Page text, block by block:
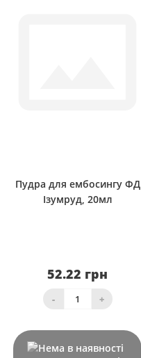
Пудра для ембосингу ФД
Ізумруд, 20мл
52.22 грн
- +